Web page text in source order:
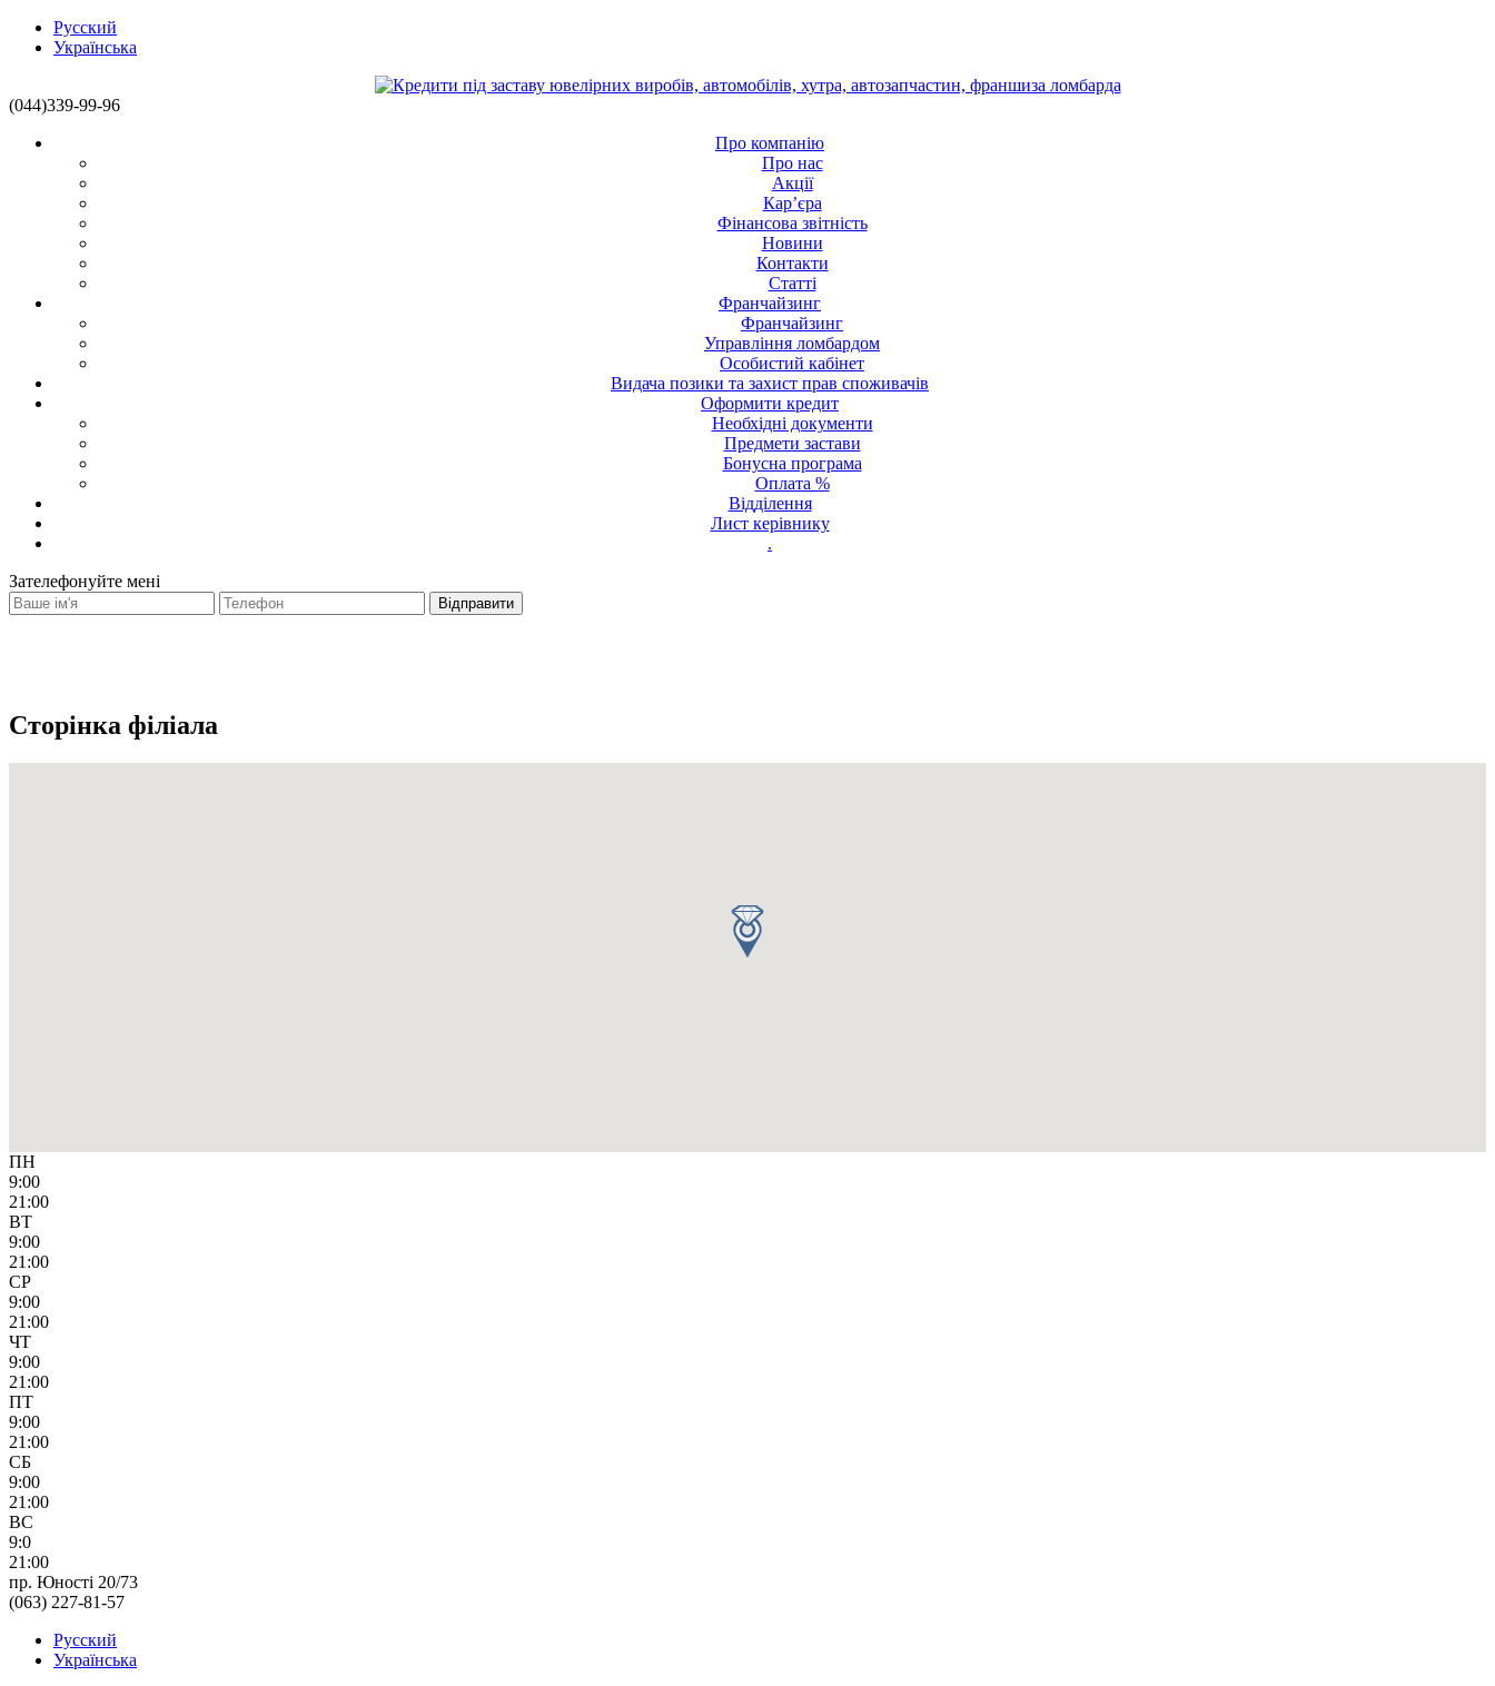
Русский
Українська
(044)339-99-96
Про компанію
Про нас
Акції
Кар’єра
Фінансова звітність
Новини
Контакти
Статті
Франчайзинг
Франчайзинг
Управління ломбардом
Особистий кабінет
Видача позики та захист прав споживачів
Оформити кредит
Необхідні документи
Предмети застави
Бонусна програма
Оплата %
Відділення
Лист керівнику
.
Зателефонуйте мені
Сторінка філіала
ПН
9:00
21:00
ВТ
9:00
21:00
СР
9:00
21:00
ЧТ
9:00
21:00
ПТ
9:00
21:00
СБ
9:00
21:00
ВС
9:0
21:00
пр. Юності 20/73
(063) 227-81-57
Русский
Українська